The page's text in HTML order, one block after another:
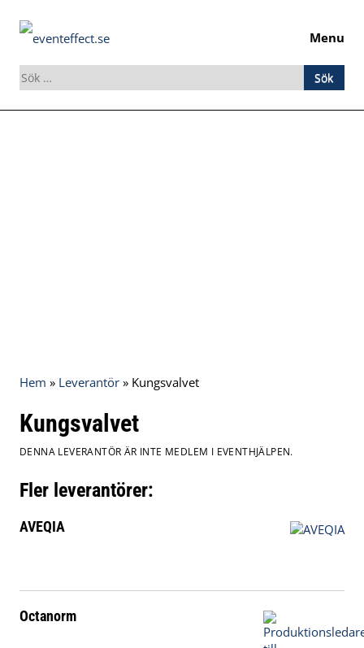
Menu
Sök
efter:
Hem » Leverantör » Kungsvalvet
Kungsvalvet
DENNA LEVERANTÖR ÄR INTE MEDLEM I EVENTHJÄLPEN.
Fler leverantörer:
AVEQIA
Octanorm